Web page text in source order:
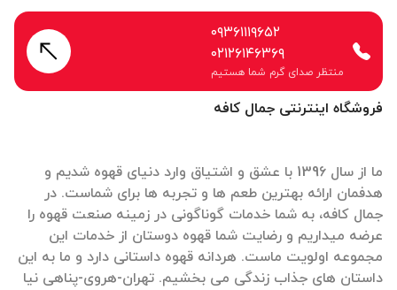
فروشگاه اینترنتی جمال کافه
ما از سال 1396 با عشق و اشتیاق وارد دنیای قهوه شدیم و
هدفمان ارائه بهترین طعم ها و تجربه ها برای شماست. در
جمال کافه، به شما خدمات گوناگونی در زمینه صنعت قهوه را
عرضه میداریم و رضایت شما قهوه دوستان از خدمات این
مجموعه اولویت ماست. هردانه قهوه داستانی دارد و ما به این
داستان های جذاب زندگی می بخشیم. تهران-هروی-پناهی نیا
۰۹۳۶۱۱۱۹۶۵۲
۰۲۱۲۶۱۴۶۳۶۹
منتظر صدای گرم شما هستیم